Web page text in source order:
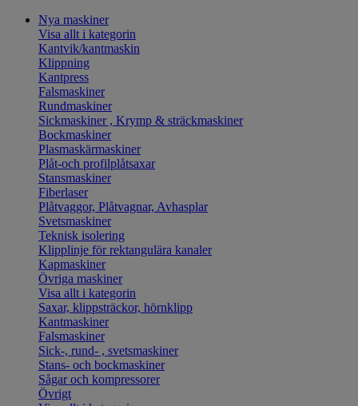
Nya maskiner
Visa allt i kategorin
Kantvik/kantmaskin
Klippning
Kantpress
Falsmaskiner
Rundmaskiner
Sickmaskiner , Krymp & sträckmaskiner
Bockmaskiner
Plasmaskärmaskiner
Plåt-och profilplåtsaxar
Stansmaskiner
Fiberlaser
Plåtvaggor, Plåtvagnar, Avhasplar
Svetsmaskiner
Teknisk isolering
Klipplinje för rektangulära kanaler
Kapmaskiner
Övriga maskiner
Visa allt i kategorin
Saxar, klippsträckor, hörnklipp
Kantmaskiner
Falsmaskiner
Sick-, rund- , svetsmaskiner
Stans- och bockmaskiner
Sågar och kompressorer
Övrigt